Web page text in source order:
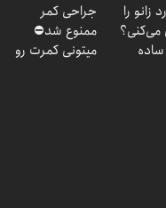
زانو را
جراحی کمر
ممنوع شد⛔
میتونی کمرت رو